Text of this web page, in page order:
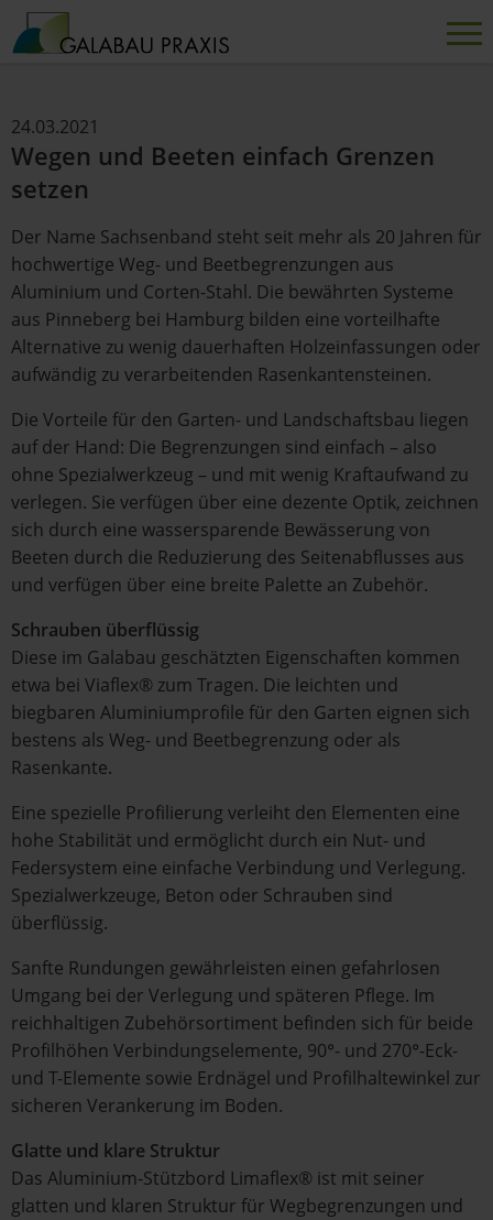
24.03.2021
Wegen und Beeten einfach Grenzen
setzen
Der Name Sachsenband steht seit mehr als 20 Jahren für
hochwertige Weg- und Beetbegrenzungen aus
Aluminium und Corten-Stahl. Die bewährten Systeme
aus Pinneberg bei Hamburg bilden eine vorteilhafte
Alternative zu wenig dauerhaften Holzeinfassungen oder
aufwändig zu verarbeitenden Rasenkantensteinen.
Die Vorteile für den Garten- und Landschaftsbau liegen
auf der Hand: Die Begrenzungen sind einfach – also
ohne Spezialwerkzeug – und mit wenig Kraftaufwand zu
verlegen. Sie verfügen über eine dezente Optik, zeichnen
sich durch eine wassersparende Bewässerung von
Beeten durch die Reduzierung des Seitenabflusses aus
und verfügen über eine breite Palette an Zubehör.
Schrauben überflüssig
Diese im Galabau geschätzten Eigenschaften kommen
etwa bei Viaflex® zum Tragen. Die leichten und
biegbaren Aluminiumprofile für den Garten eignen sich
bestens als Weg- und Beetbegrenzung oder als
Rasenkante.
Eine spezielle Profilierung verleiht den Elementen eine
hohe Stabilität und ermöglicht durch ein Nut- und
Federsystem eine einfache Verbindung und Verlegung.
Spezialwerkzeuge, Beton oder Schrauben sind
überflüssig.
Sanfte Rundungen gewährleisten einen gefahrlosen
Umgang bei der Verlegung und späteren Pflege. Im
reichhaltigen Zubehörsortiment befinden sich für beide
Profilhöhen Verbindungselemente, 90°- und 270°-Eck-
und T-Elemente sowie Erdnägel und Profilhaltewinkel zur
sicheren Verankerung im Boden.
Glatte und klare Struktur
Das Aluminium-Stützbord Limaflex® ist mit seiner
glatten und klaren Struktur für Wegbegrenzungen und